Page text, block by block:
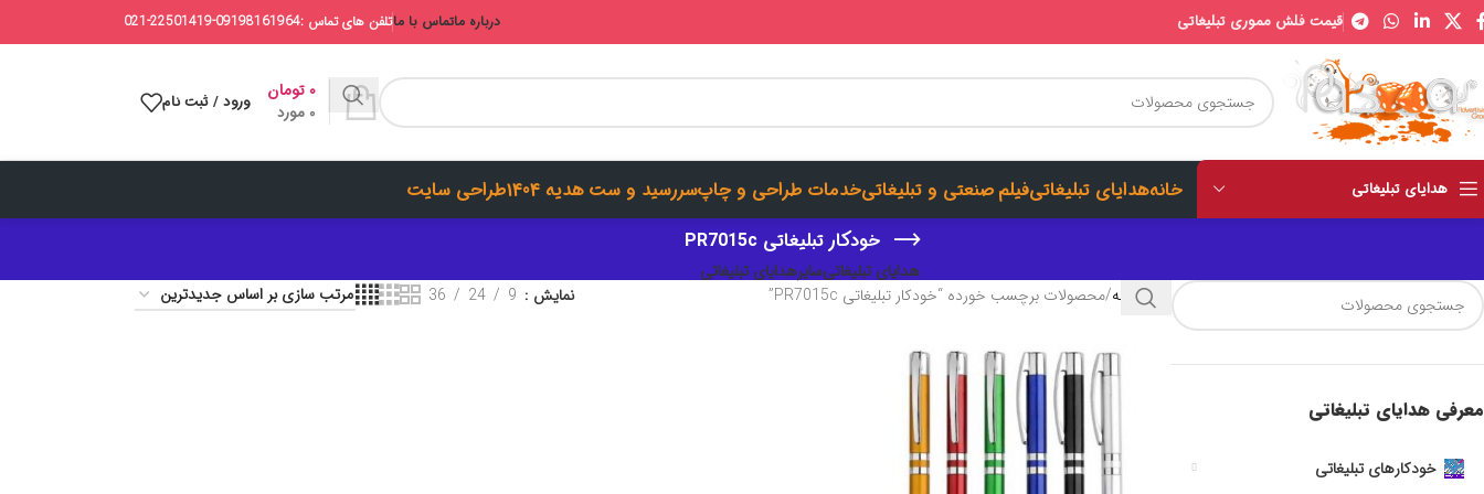
قیمت فلش مموری تبلیغاتی درباره ماتماس با ماتلفن های تماس :09198161964-22501419-021
0 مورد
۰ تومان ورود / ثبت نام
هدایای تبلیغاتی خانههدایای تبلیغاتیفیلم صنعتی و تبلیغاتیخدمات طراحی و چاپسررسید و ست هدیه 1404
طراحی سایت
خودکار تبلیغاتی PR7015c
هدایای تبلیغاتیسایرهدایای تبلیغاتی
معرفی هدایای تبلیغاتی
خودکارهای تبلیغاتی
خانه محصولات برچسب خورده “خودکار تبلیغاتی PR7015c” نمایش 9
24
36